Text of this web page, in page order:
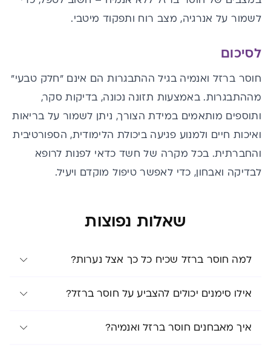
לשמור על אנרגיה, מצב רוח ותפקוד מיטבי.
לסיכום
חוסר ברזל ואנמיה בגיל ההתבגרות הם אינם "חלק טבעי"
מההתבגרות. באמצעות תזונה נכונה, בדיקות סקר,
ותוספים מותאמים במידת הצורך, ניתן לשמור על בריאות
ואיכות חיים ולמנוע פגיעה ביכולת הלימודית, הספורטיבית
והחברתית. בכל מקרה של חשד כדאי לפנות לרופא
לבדיקה ואבחון, כדי לאפשר טיפול מוקדם ויעיל.
שאלות נפוצות
למה חוסר ברזל שכיח כל כך אצל נערות?
אילו סימנים יכולים להצביע על חוסר ברזל?
איך מאבחנים חוסר ברזל ואנמיה?